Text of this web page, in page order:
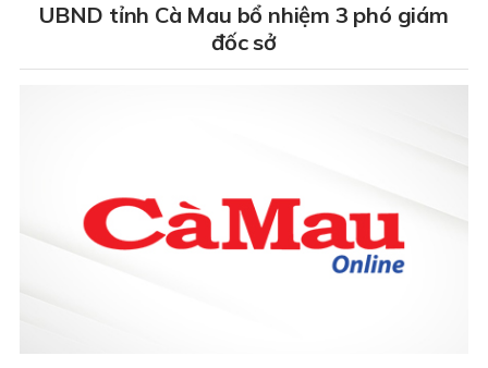
UBND tỉnh Cà Mau bổ nhiệm 3 phó giám
đốc sở